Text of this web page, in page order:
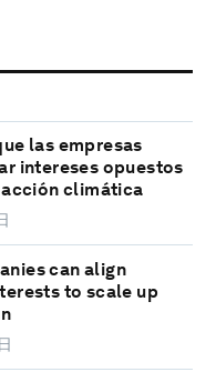
las empresas
intereses opuestos
climática
can align
to scale up